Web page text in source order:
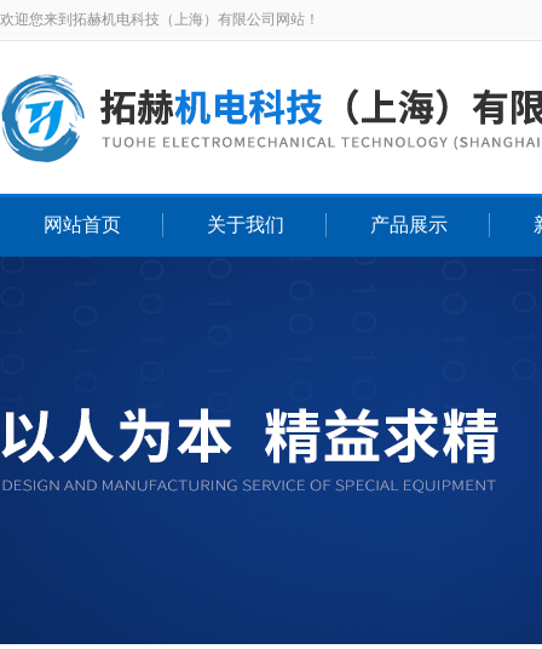
欢迎您来到拓赫机电科技（上海）有限公司网站！
网站首页 关于我们 产品展示